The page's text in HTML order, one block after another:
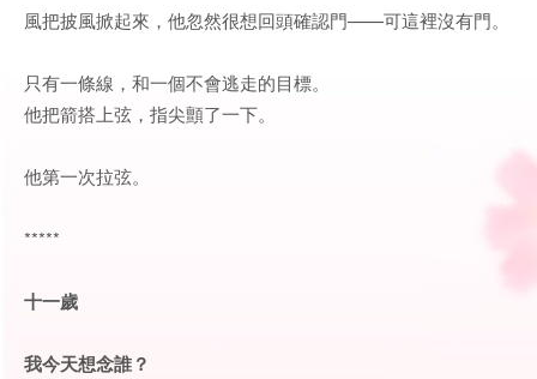
風把披風掀起來，他忽然很想回頭確認門——可這裡沒有門。
只有一條線，和一個不會逃走的目標。
他把箭搭上弦，指尖顫了一下。
他第一次拉弦。
*****
十一歲
我今天想念誰？